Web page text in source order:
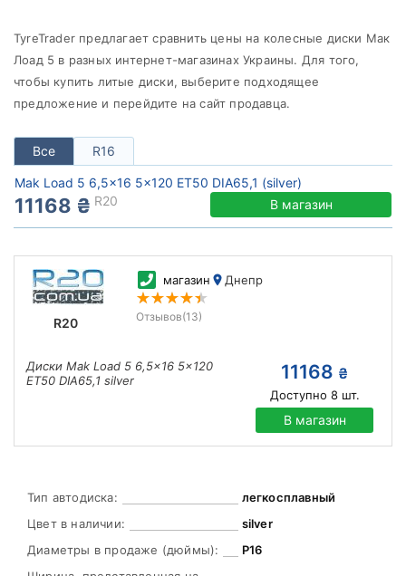
TyreTrader предлагает сравнить цены на колесные диски Мак
Лоад 5 в разных интернет-магазинах Украины. Для того,
чтобы купить литые диски, выберите подходящее
предложение и перейдите на сайт продавца.
Все R16
Mak Load 5 6,5x16 5x120 ET50 DIA65,1 (silver)
11168 ₴ R20 В магазин
R20
магазин Днепр
Отзывов(13)
Диски Mak Load 5 6,5x16 5x120
ET50 DIA65,1 silver
11168 ₴
Доступно 8шт.
В магазин
Тип автодиска:
легкосплавный
Цвет в наличии:
silver
Диаметры в продаже (дюймы):
Р16
Mak
Тип диска
Сбросить Подобрать